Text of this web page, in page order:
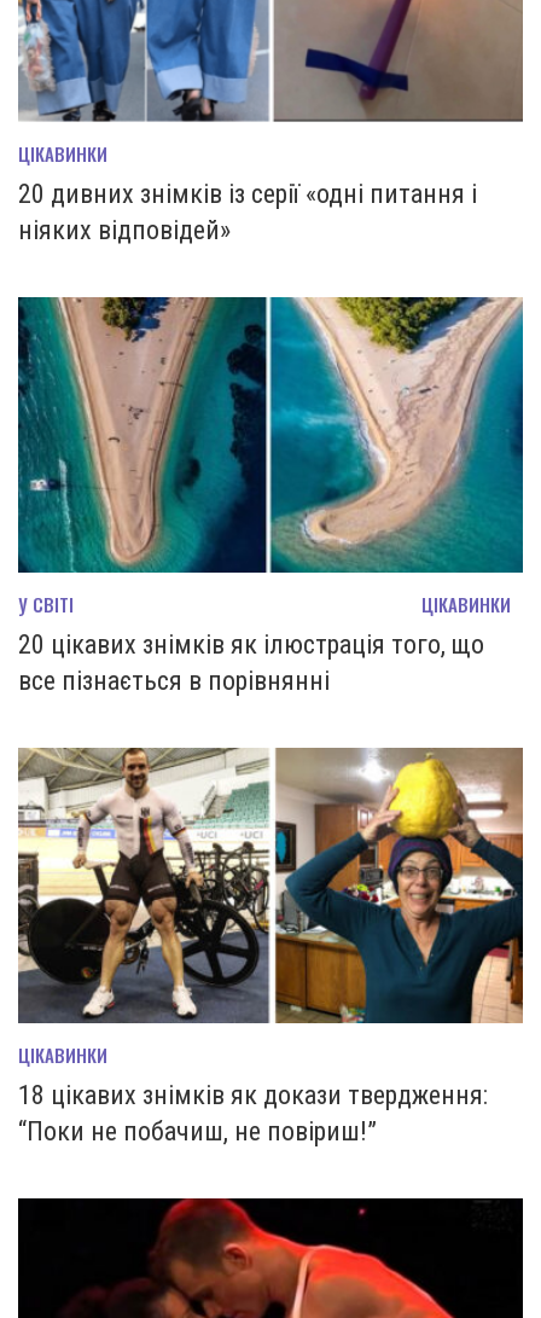
ЦІКАВИНКИ
20 дивних знімків із серії «одні питання і
ніяких відповідей»
У СВІТІ ЦІКАВИНКИ
20 цікавих знімків як ілюстрація того, що
все пізнається в порівнянні
ЦІКАВИНКИ
18 цікавих знімків як докази твердження:
“Поки не побачиш, не повіриш!”